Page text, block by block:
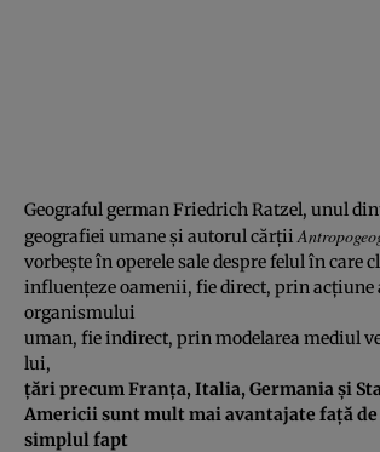
Geograful german Friedrich Ratzel, unul
geografiei umane şi autorul cărţii
vorbeşte în operele sale despre felul în care
influenţeze oamenii, fie direct, prin acţiune
organismului
uman, fie indirect, prin modelarea mediul
lui,
ţări precum Franţa, Italia, Germania şi
Americii sunt mult mai avantajate faţă
simplul fapt